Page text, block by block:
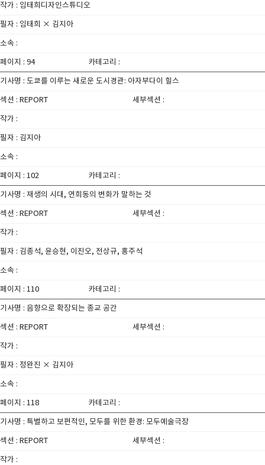
작가 : 임태희디자인스튜디오
필자 : 임태희 × 김지아
소속 :
페이지 : 94 카테고리 :
기사명 : 도쿄를 이루는 새로운 도시경관: 아자부다이 힐스
섹션 : REPORT 세부섹션 :
작가 :
필자 : 김지아
소속 :
페이지 : 102 카테고리 :
기사명 : 재생의 시대, 연희동의 변화가 말하는 것
섹션 : REPORT 세부섹션 :
작가 :
필자 : 김종석, 윤승현, 이진오, 전상규, 홍주석
소속 :
페이지 : 110 카테고리 :
기사명 : 음향으로 확장되는 종교 공간
섹션 : REPORT 세부섹션 :
작가 :
필자 : 정완진 × 김지아
소속 :
페이지 : 118 카테고리 :
기사명 : 특별하고 보편적인, 모두를 위한 환경: 모두예술극장
섹션 : REPORT 세부섹션 :
작가 :